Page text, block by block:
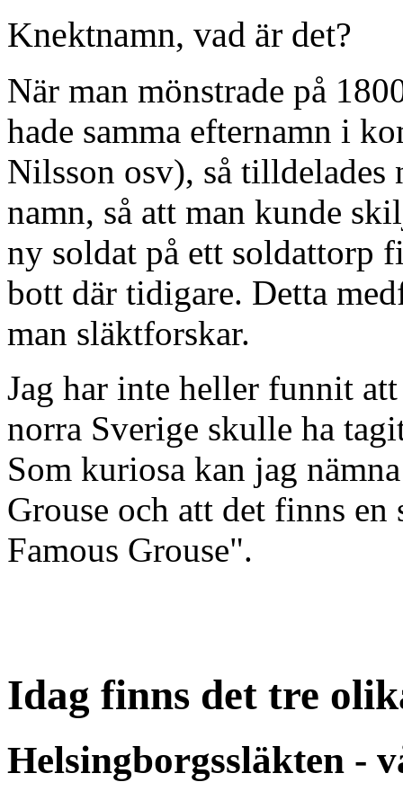
Knektnamn, vad är det?
När man mönstrade på
hade samma efternamn i
Nilsson osv), så
namn, så att man kunde
ny soldat på ett soldattorp
bott där tidigare. Detta
man släktforskar.
Jag har inte heller funnit
norra Sverige skulle ha
Som kuriosa kan jag
Grouse och att det finns
Famous Grouse".
Idag finns det tre
Helsingborgssläkten -